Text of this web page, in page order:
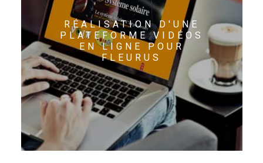
RÉALISATION D'UNE
PLATEFORME VIDÉOS
EN LIGNE POUR
FLEURUS